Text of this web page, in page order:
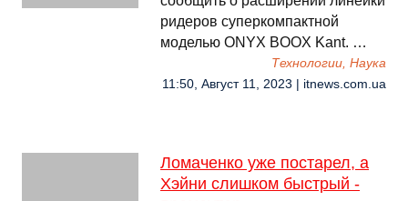
ридеров суперкомпактной
моделью ONYX BOOX Kant. …
Технологии, Наука
11:50, Август 11, 2023 | itnews.com.ua
Ломаченко уже постарел, а
Хэйни слишком быстрый -